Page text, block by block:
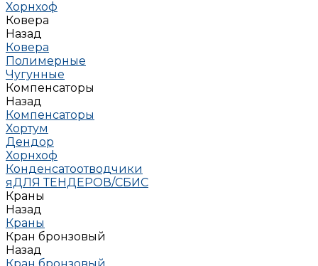
Хорнхоф
Ковера
Назад
Ковера
Полимерные
Чугунные
Компенсаторы
Назад
Компенсаторы
Хортум
Дендор
Хорнхоф
Конденсатоотводчики
яДЛЯ ТЕНДЕРОВ/СБИС
Краны
Назад
Краны
Кран бронзовый
Назад